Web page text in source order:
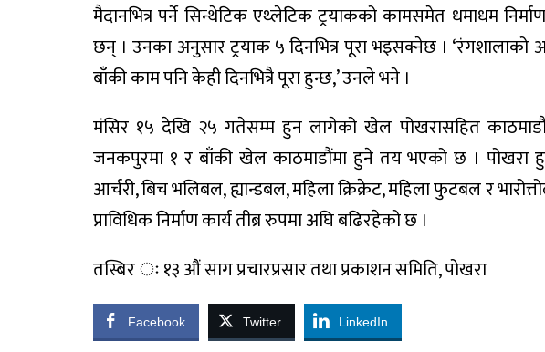
मैदानभित्र पर्ने सिन्थेटिक एथ्लेटिक ट्रयाकको कामसमेत धमाधम
छन् । उनका अनुसार ट्रयाक ५ दिनभित्र पूरा भइसक्नेछ ।
बाँकी काम पनि केही दिनभित्रै पूरा हुन्छ,’ उनले भने ।
मंसिर १५ देखि २५ गतेसम्म हुन लागेको खेल पोखरासहित
जनकपुरमा १ र बाँकी खेल काठमाडौंमा हुने तय भएको छ । पोखरा हुने
आर्चरी, बिच भलिबल, ह्यान्डबल, महिला क्रिक्रेट, महिला फुटबल र
प्राविधिक निर्माण कार्य तीब्र रुपमा अघि बढिरहेको छ ।
तस्बिर ः १३ औं साग प्रचारप्रसार तथा प्रकाशन समिति, पोखरा
Facebook Twitter LinkedIn